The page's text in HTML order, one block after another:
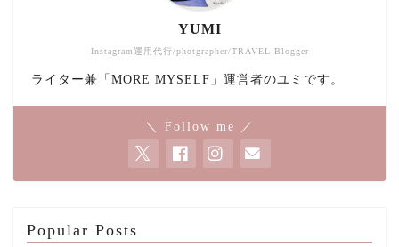
Instagram運用代行/photgrapher/TRAVEL Blogger
YUMI
ライター兼「MORE MYSELF」運営者のユミです。
＼ Follow me ／
Popular Posts